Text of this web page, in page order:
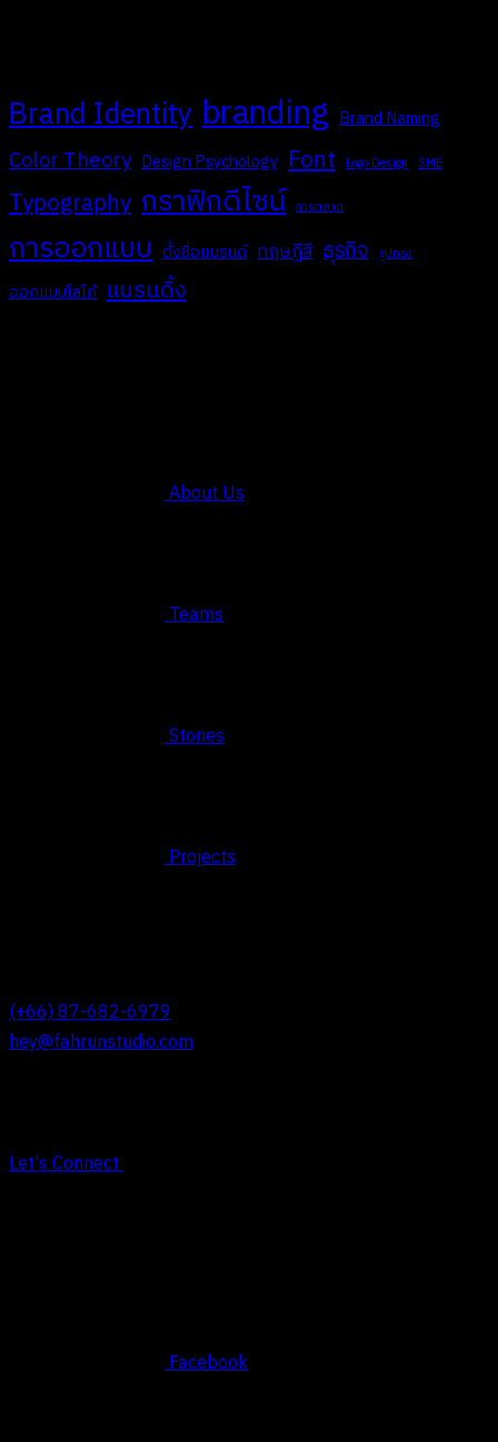
Brand Identity branding Brand Naming
Color Theory Design Psychology Font Logo Design SME
Typography กราฟิกดีไซน์ การตลาด
การออกแบบ ตั้งชื่อแบรนด์ ทฤษฎีสี ธุรกิจ รูปทรง
ออกแบบโลโก้ แบรนดิ้ง
About Us
Teams
Stories
Projects
(+66) 87-682-6979
hey@fahrunstudio.com
Let's Connect
Facebook